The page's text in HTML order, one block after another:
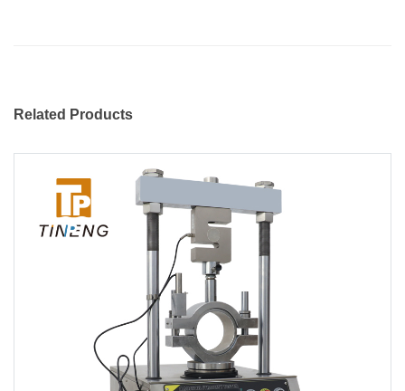
Related Products